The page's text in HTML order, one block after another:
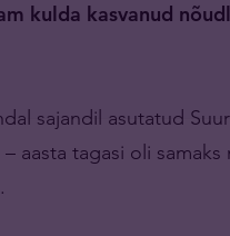
kulda kasvanud
sajandil asutatud
aasta tagasi oli